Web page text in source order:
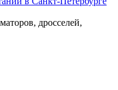
дросселей,